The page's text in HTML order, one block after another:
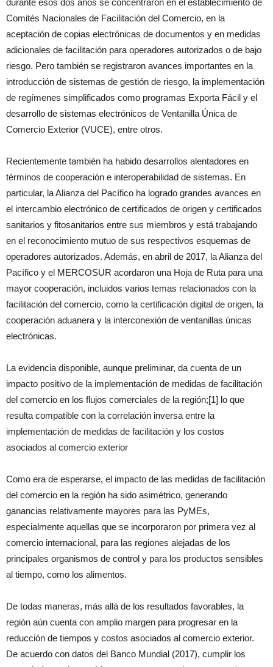
durante esos dos años se concentraron en el establecimiento de
Comités Nacionales de Facilitación del Comercio, en la
aceptación de copias electrónicas de documentos y en medidas
adicionales de facilitación para operadores autorizados o de bajo
riesgo. Pero también se registraron avances importantes en la
introducción de sistemas de gestión de riesgo, la implementación
de regímenes simplificados como programas Exporta Fácil y el
desarrollo de sistemas electrónicos de Ventanilla Única de
Comercio Exterior (VUCE), entre otros.
Recientemente también ha habido desarrollos alentadores en
términos de cooperación e interoperabilidad de sistemas. En
particular, la Alianza del Pacífico ha logrado grandes avances en
el intercambio electrónico de certificados de origen y certificados
sanitarios y fitosanitarios entre sus miembros y está trabajando
en el reconocimiento mutuo de sus respectivos esquemas de
operadores autorizados. Además, en abril de 2017, la Alianza del
Pacífico y el MERCOSUR acordaron una Hoja de Ruta para una
mayor cooperación, incluidos varios temas relacionados con la
facilitación del comercio, como la certificación digital de origen, la
cooperación aduanera y la interconexión de ventanillas únicas
electrónicas.
La evidencia disponible, aunque preliminar, da cuenta de un
impacto positivo de la implementación de medidas de facilitación
del comercio en los flujos comerciales de la región;[1] lo que
resulta compatible con la correlación inversa entre la
implementación de medidas de facilitación y los costos
asociados al comercio exterior
Como era de esperarse, el impacto de las medidas de facilitación
del comercio en la región ha sido asimétrico, generando
ganancias relativamente mayores para las PyMEs,
especialmente aquellas que se incorporaron por primera vez al
comercio internacional, para las regiones alejadas de los
principales organismos de control y para los productos sensibles
al tiempo, como los alimentos.
De todas maneras, más allá de los resultados favorables, la
región aún cuenta con amplio margen para progresar en la
reducción de tiempos y costos asociados al comercio exterior.
De acuerdo con datos del Banco Mundial (2017), cumplir los